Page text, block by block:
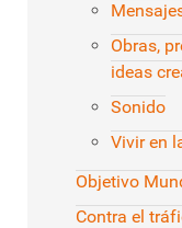
Obras,
ideas
Sonido
Vivir en
Objetivo
Contra el